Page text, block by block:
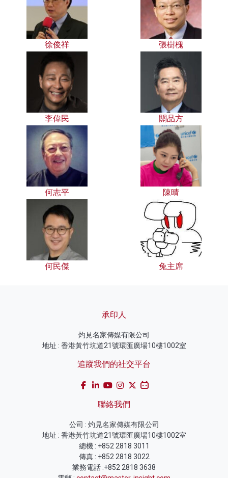
徐俊祥 張樹槐
李偉民 關品方
何志平 陳晴
何民傑 兔主席
承印人
灼見名家傳媒有限公司
地址 : 香港黃竹坑道21號環匯廣場10樓1002室
追蹤我們的社交平台
聯絡我們
公司 : 灼見名家傳媒有限公司
地址 : 香港黃竹坑道21號環匯廣場10樓1002室
總機 : +852 2818 3011
傳真 : +852 2818 3022
業務電話 :+852 2818 3638